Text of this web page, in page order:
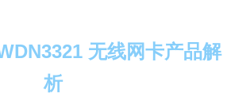
无线网卡产品解
析